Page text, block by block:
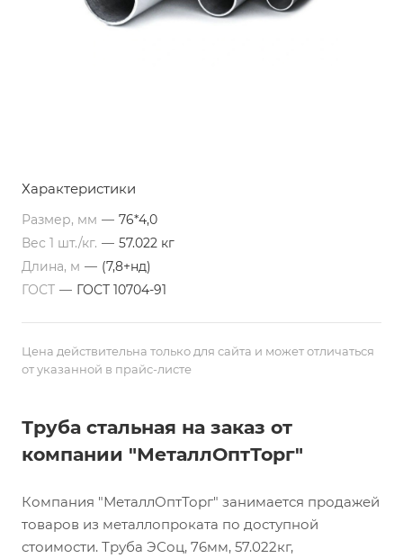
Характеристики
Размер, мм — 76*4,0
Вес 1 шт./кг. — 57.022 кг
Длина, м — (7,8+нд)
ГОСТ — ГОСТ 10704-91
Цена действительна только для сайта и может отличаться
от указанной в прайс-листе
Труба стальная на заказ от
компании "МеталлОптТорг"
Компания "МеталлОптТорг" занимается продажей
товаров из металлопроката по доступной
стоимости. Труба ЭСоц, 76мм, 57.022кг,